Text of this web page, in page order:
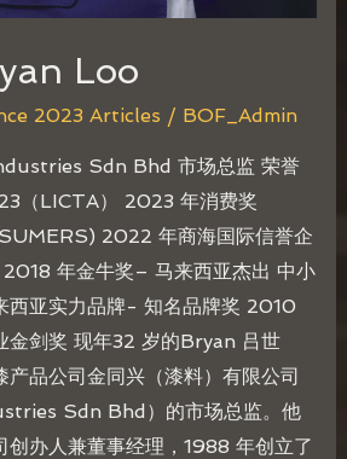
Loo
2023 Articles / BOF_Admin
Sdn Bhd 市场总监 荣誉
（LICTA） 2023 年消费奖
2022 年商海国际信誉企
年金牛奖– 马来西亚杰出 中小
西亚实力品牌- 知名品牌奖 2010
金剑奖 现年32 岁的Bryan 吕世
产品公司金同兴（漆料）有限公司
Sdn Bhd）的市场总监。他
创办人兼董事经理，1988 年创立了